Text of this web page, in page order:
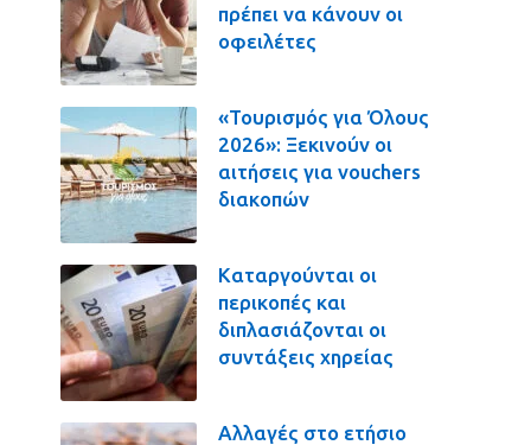
πρέπει να κάνουν οι
οφειλέτες
«Τουρισμός για Όλους
2026»: Ξεκινούν οι
αιτήσεις για vouchers
διακοπών
Καταργούνται οι
περικοπές και
διπλασιάζονται οι
συντάξεις χηρείας
Αλλαγές στο ετήσιο